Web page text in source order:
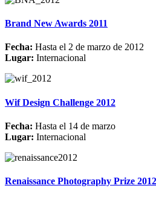
Brand New Awards 2011
Fecha: Hasta el 2 de marzo de 2012
Lugar: Internacional
Wif Design Challenge 2012
Fecha: Hasta el 14 de marzo
Lugar: Internacional
Renaissance Photography Prize 2012